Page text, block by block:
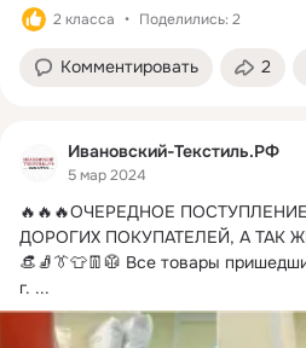
2 класса Поделились: 2
Комментировать 2
Ивановский-Текстиль.РФ
5 мар 2024
🔥🔥🔥ОЧЕРЕДНОЕ
ДОРОГИХ ПОКУПАТЕЛЕЙ, А ТАК
👒🧦👔👕👖🥼 Все товары
г. ...